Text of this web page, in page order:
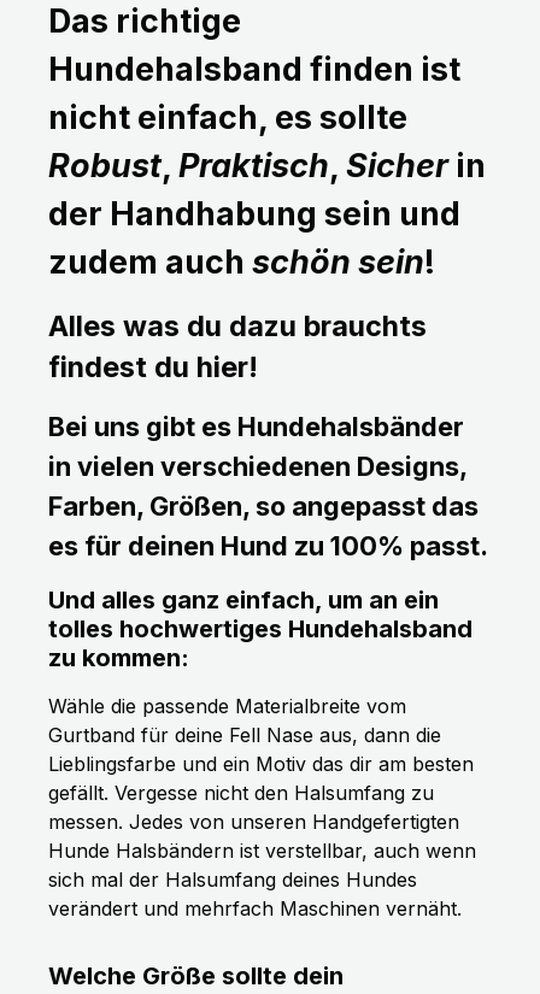
Das richtige
Hundehalsband finden ist
nicht einfach, es sollte
Robust, Praktisch, Sicherin
der Handhabung sein und
zudem auch schön sein!
Alles was du dazu brauchts
findest du hier!
Bei uns gibt es Hundehalsbänder
in vielen verschiedenen Designs,
Farben, Größen, so angepasst das
es für deinen Hund zu 100% passt.
Und alles ganz einfach, um an ein
tolles hochwertiges Hundehalsband
zu kommen:
Wähle die passende Materialbreite vom
Gurtband für deine Fell Nase aus, dann die
Lieblingsfarbe und ein Motiv das dir am besten
gefällt. Vergesse nicht den Halsumfang zu
messen. Jedes von unseren Handgefertigten
Hunde Halsbändern ist verstellbar, auch wenn
sich mal der Halsumfang deines Hundes
verändert und mehrfach Maschinen vernäht.
Welche Größe sollte dein